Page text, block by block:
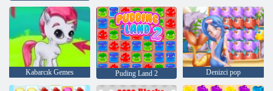
Kabarcık Gemes Puding Land 2 Denizci pop